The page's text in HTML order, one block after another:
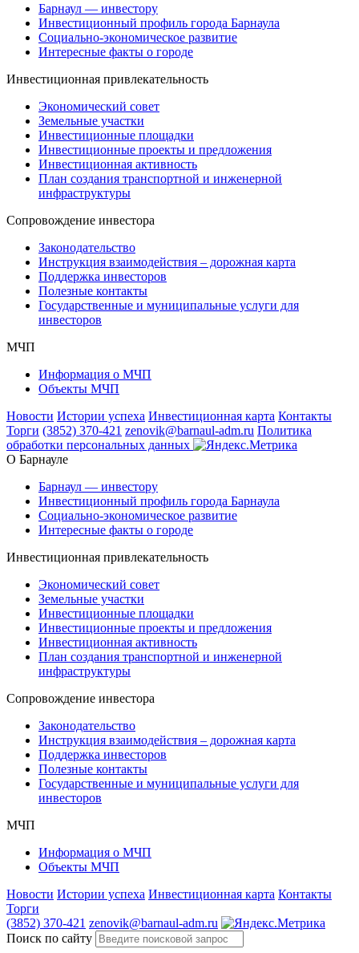
Барнаул — инвестору
Инвестиционный профиль города Барнаула
Социально-экономическое развитие
Интересные факты о городе
Инвестиционная привлекательность
Экономический совет
Земельные участки
Инвестиционные площадки
Инвестиционные проекты и предложения
Инвестиционная активность
План создания транспортной и инженерной
инфраструктуры
Сопровождение инвестора
Законодательство
Инструкция взаимодействия – дорожная карта
Поддержка инвесторов
Полезные контакты
Государственные и муниципальные услуги для
инвесторов
МЧП
Информация о МЧП
Объекты МЧП
Новости Истории успеха Инвестиционная карта Контакты
Торги (3852) 370-421 zenovik@barnaul-adm.ru Политика
обработки персональных данных
О Барнауле
Барнаул — инвестору
Инвестиционный профиль города Барнаула
Социально-экономическое развитие
Интересные факты о городе
Инвестиционная привлекательность
Экономический совет
Земельные участки
Инвестиционные площадки
Инвестиционные проекты и предложения
Инвестиционная активность
План создания транспортной и инженерной
инфраструктуры
Сопровождение инвестора
Законодательство
Инструкция взаимодействия – дорожная карта
Поддержка инвесторов
Полезные контакты
Государственные и муниципальные услуги для
инвесторов
МЧП
Информация о МЧП
Объекты МЧП
Новости Истории успеха Инвестиционная карта Контакты
Торги
(3852) 370-421 zenovik@barnaul-adm.ru
Поиск по сайту